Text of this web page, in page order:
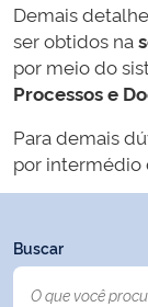
Demais
ser obtidos na
por meio do
Processos e
Para demais
por intermédio
Buscar